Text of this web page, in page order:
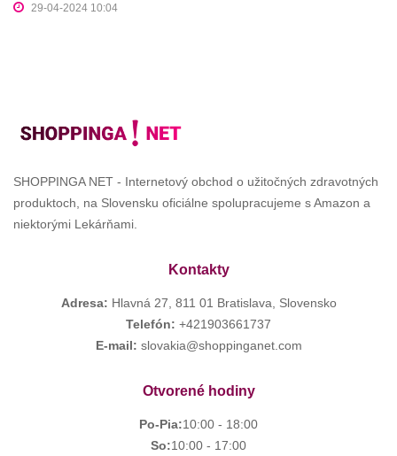
29-04-2024 10:04
SHOPPINGA NET - Internetový obchod o užitočných zdravotných
produktoch, na Slovensku oficiálne spolupracujeme s Amazon a
niektorými Lekárňami.
Kontakty
Adresa: Hlavná 27, 811 01 Bratislava, Slovensko
Telefón: +421903661737
E-mail: slovakia@shoppinganet.com
Otvorené hodiny
Po-Pia:10:00 - 18:00
So:10:00 - 17:00